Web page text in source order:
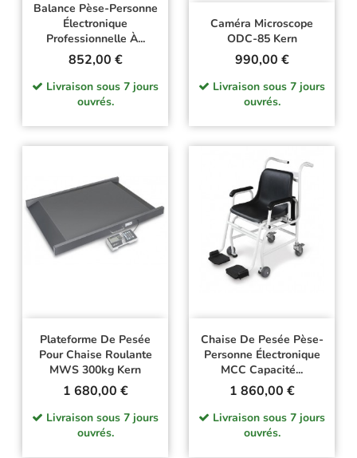
Balance Pèse-Personne
Électronique
Professionnelle À...
Prix
852,00 €
Livraison sous 7 jours
ouvrés.
Caméra Microscope
ODC-85 Kern
Prix
990,00 €
Livraison sous 7 jours
ouvrés.
Plateforme De Pesée
Pour Chaise Roulante
MWS 300kg Kern
Prix
1 680,00 €
Livraison sous 7 jours
ouvrés.
Chaise De Pesée Pèse-
Personne Électronique
MCC Capacité...
Prix
1 860,00 €
Livraison sous 7 jours
ouvrés.